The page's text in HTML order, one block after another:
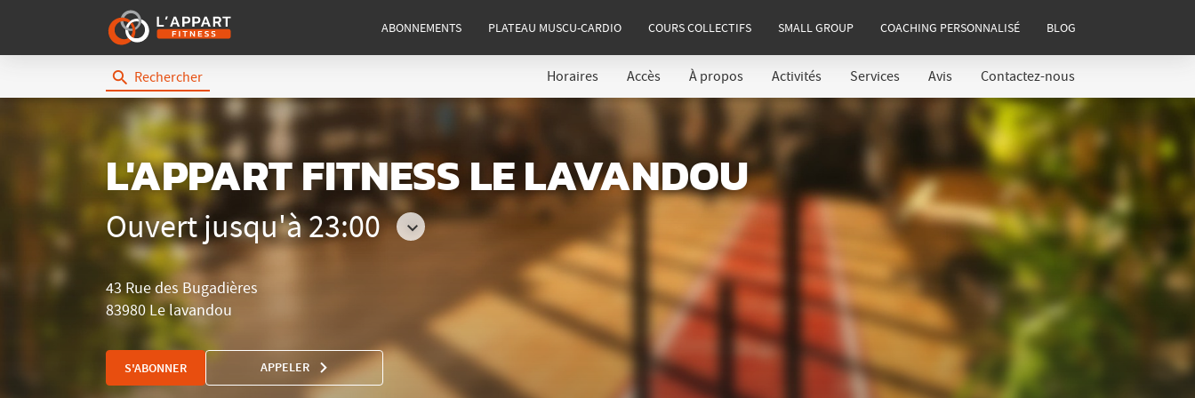
ABONNEMENTS PLATEAU MUSCU-CARDIO COURS COLLECTIFS SMALL GROUP COACHING PERSONNALISÉ BLOG
Rechercher Horaires Accès À propos Activités Services Avis
Contactez-nous
L'APPART FITNESS LE LAVANDOU
Ouvert jusqu'à 23:00
Consulter
horaires
43 Rue des Bugadières
83980 Le lavandou
S'ABONNER APPELERAFFICHER